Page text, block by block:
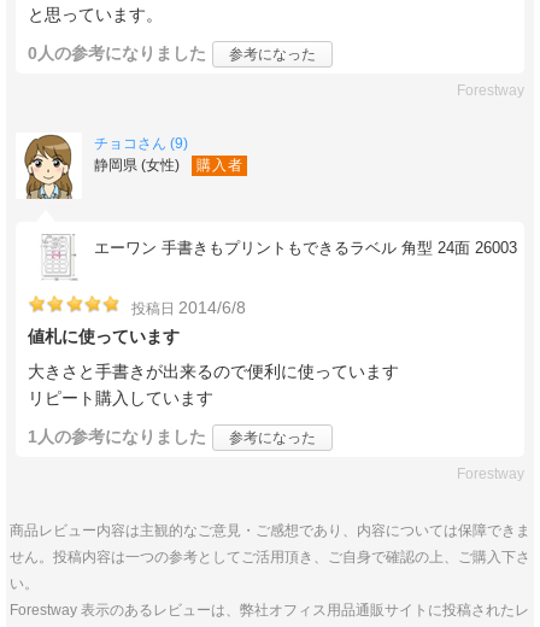
と思っています。
0人の参考になりました 参考になった
Forestway
チョコさん (9)
静岡県 (女性)
購入者
エーワン 手書きもプリントもできるラベル 角型 24面 26003
投稿日 2014/6/8
値札に使っています
大きさと手書きが出来るので便利に使っています
リピート購入しています
1人の参考になりました 参考になった
Forestway
商品レビュー内容は主観的なご意見・ご感想であり、内容については保障できま
せん。投稿内容は一つの参考としてご活用頂き、ご自身で確認の上、ご購入下さ
い。
Forestway 表示のあるレビューは、弊社オフィス用品通販サイトに投稿されたレ